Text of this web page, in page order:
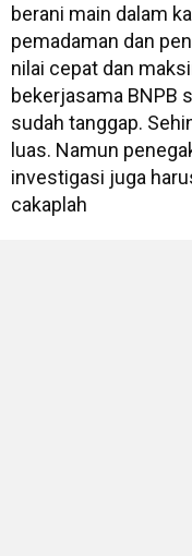
berani main dalam
pemadaman dan
nilai cepat dan
bekerjasama BNPB
sudah tanggap.
luas. Namun
investigasi juga
cakaplah